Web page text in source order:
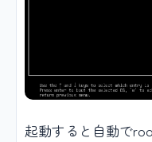
起動すると自動で